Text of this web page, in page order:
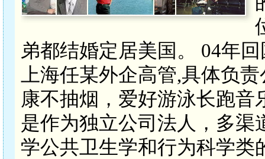
弟都结婚定居美国。 04年
上海任某外企高管,具体负
康不抽烟，爱好游泳长跑
是作为独立公司法人，多渠
学公共卫生学和行为科学类